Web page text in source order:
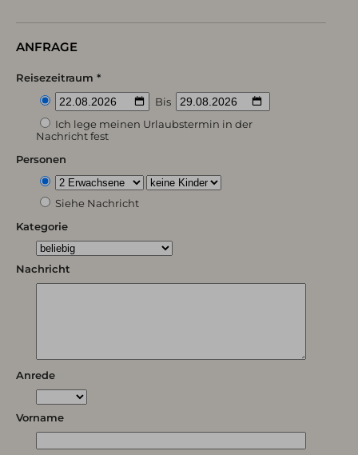
ANFRAGE
Reisezeitraum *
Bis
Ich lege meinen Urlaubstermin in der
Nachricht fest
Personen
Siehe Nachricht
Kategorie
Nachricht
Anrede
Vorname